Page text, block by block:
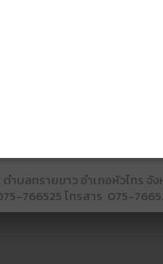
ำบลทรายขาว อำเภอหัวไทร จั
766525​ โทรสาร​ 075-